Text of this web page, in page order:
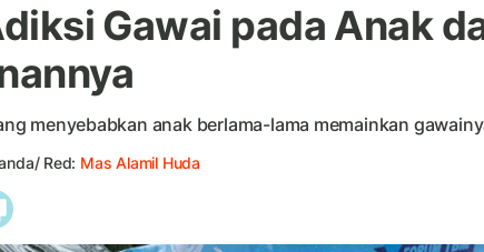
Gawai pada Anak
menyebabkan anak berlama-lama memainkan
Red: Mas Alamil Huda